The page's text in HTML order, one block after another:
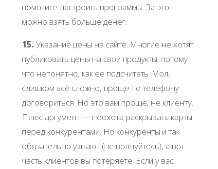
помогите настроить программы. За это
можно взять больше денег.
15. Указание цены на сайте. Многие не хотят
публиковать цены на свои продукты, потому
что непонятно, как её подсчитать. Мол,
слишком всё сложно, проще по телефону
договориться. Но это вам проще, не клиенту.
Плюс аргумент — неохота раскрывать карты
перед конкурентами. Но конкуренты и так
обязательно узнают (не волнуйтесь), а вот
часть клиентов вы потеряете. Если у вас